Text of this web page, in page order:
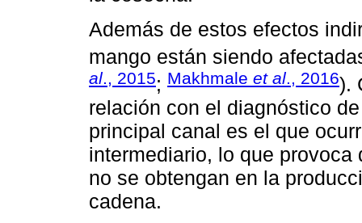
Además de estos efectos
mango están siendo
al., 2015; Makhmale et al., 2016).
relación con el diagnóstico
principal canal es el que
intermediario, lo que
no se obtengan en la
cadena.